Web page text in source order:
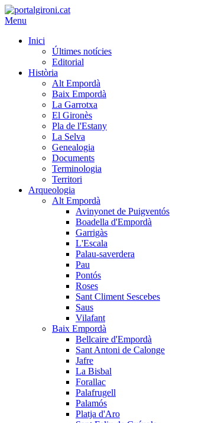
Menu
Inici
Últimes notícies
Editorial
Història
Alt Empordà
Baix Empordà
La Garrotxa
El Gironès
Pla de l'Estany
La Selva
Genealogia
Documents
Terminologia
Territori
Arqueologia
Alt Empordà
Avinyonet de Puigventós
Boadella d'Empordà
Garrigàs
L'Escala
Palau-saverdera
Pau
Pontós
Roses
Sant Climent Sescebes
Saus
Vilafant
Baix Empordà
Bellcaire d'Empordà
Sant Antoni de Calonge
Jafre
La Bisbal
Forallac
Palafrugell
Palamós
Platja d'Aro